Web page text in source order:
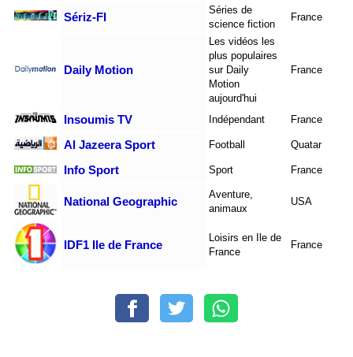
Sériz-FI
Séries de
science fiction
France
Daily Motion
Les vidéos les
plus populaires
sur Daily
Motion
aujourd'hui
France
Insoumis TV Indépendant France
Al Jazeera Sport Football Quatar
Info Sport Sport France
National Geographic
Aventure,
animaux
USA
IDF1 Ile de France
Loisirs en Ile de
France
France